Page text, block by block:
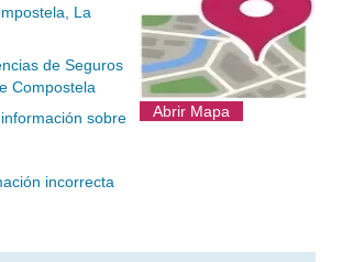
La
de Seguros
Compostela
sobre
incorrecta
Abrir Mapa